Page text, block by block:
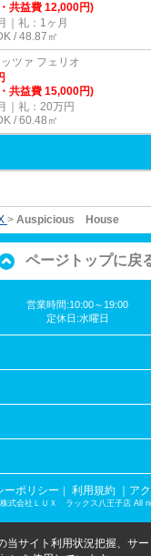
共益費 12,000円)
｜礼：1ヶ月
/ 48.87㎡
ツァ フェリオ
共益費 15,000円)
｜礼：20万円
/ 60.48㎡
> Auspicious House
ページトップに戻
営業時間:10:00～19:00
定休日:水曜日
ーポリシー ｜ 利用規約 ｜ア
式会社ＬＵＸ ラックス八王子店 All
当サイト利用状況把握、サ